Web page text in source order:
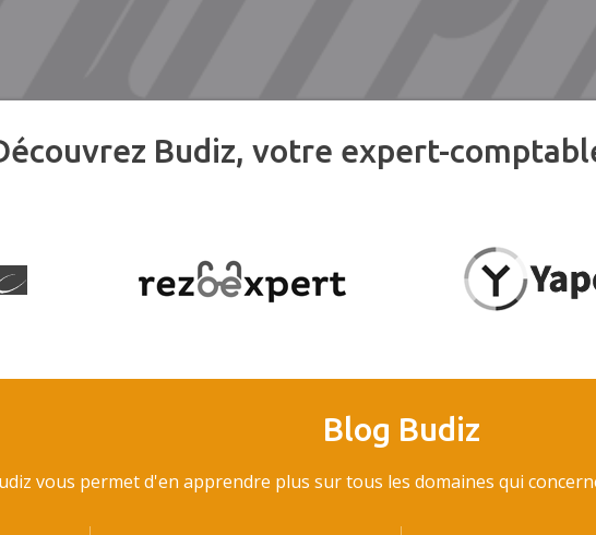
Budiz, votre expert-
Blog Budiz
vous permet d'en apprendre plus sur tous les domaines qui